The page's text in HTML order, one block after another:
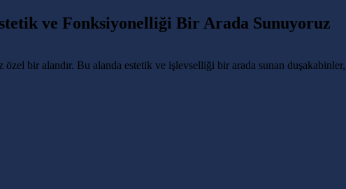
ve Fonksiyonelliği Bir Arada Sunuyoruz
özel bir alandır. Bu alanda estetik ve işlevselliği bir arada sunan